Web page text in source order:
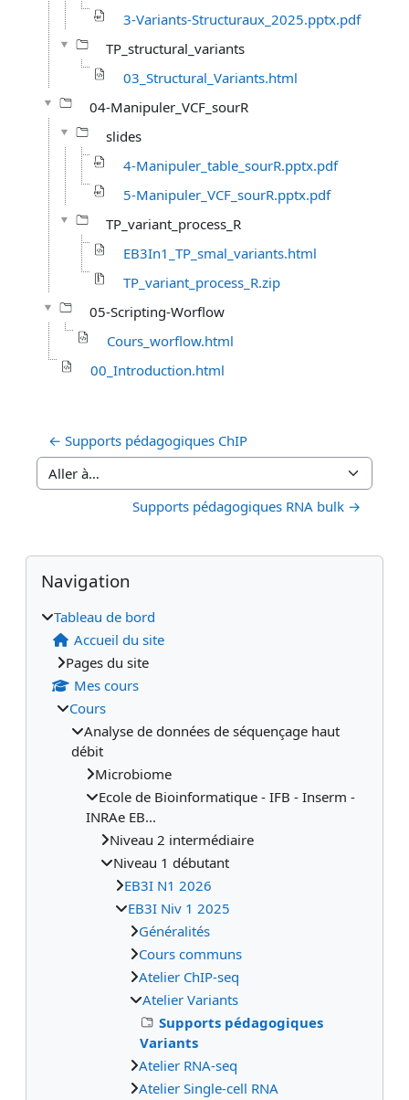
3-Variants-Structuraux_2025.pptx.pdf
TP_structural_variants
03_Structural_Variants.html
04-Manipuler_VCF_sourR
slides
4-Manipuler_table_sourR.pptx.pdf
5-Manipuler_VCF_sourR.pptx.pdf
TP_variant_process_R
EB3In1_TP_smal_variants.html
TP_variant_process_R.zip
05-Scripting-Worflow
Cours_worflow.html
00_Introduction.html
← Supports pédagogiques ChIP
Aller à…
Supports pédagogiques RNA bulk →
Blocs
Blocs supplémentaires
Passer Navigation
Navigation
Tableau de bord
Accueil du site
Pages du site
Mes cours
Cours
Analyse de données de séquençage haut
débit
Microbiome
Ecole de Bioinformatique - IFB - Inserm -
INRAe EB...
Niveau 2 intermédiaire
Niveau 1 débutant
EB3I N1 2026
EB3I Niv 1 2025
Généralités
Cours communs
Atelier ChIP-seq
Atelier Variants
Supports pédagogiques
Variants
Atelier RNA-seq
Atelier Single-cell RNA